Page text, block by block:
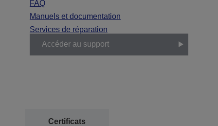
FAQ
Manuels et documentation
Services de réparation
Accéder au support
Certificats